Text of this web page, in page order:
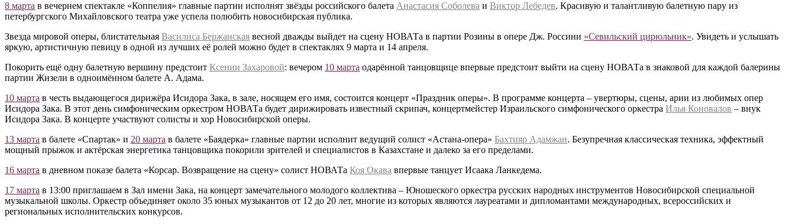
8 марта в вечернем спектакле «Коппелия» главные партии исполнят звёзды российского балета Анастасия Соболева и Виктор Лебедев. Красивую и талантливую балетную пару из
петербургского Михайловского театра уже успела полюбить новосибирская публика.
Звезда мировой оперы, блистательная Василиса Бержанская весной дважды выйдет на сцену НОВАТа в партии Розины в опере Дж. Россини «Севильский цирюльник». Увидеть и услышать
яркую, артистичную певицу в одной из лучших её ролей можно будет в спектаклях 9 марта и 14 апреля.
Покорить ещё одну балетную вершину предстоит Ксении Захаровой: вечером 10 марта одарённой танцовщице впервые предстоит выйти на сцену НОВАТа в знаковой для каждой балерины
партии Жизели в одноимённом балете А. Адама.
10 марта в честь выдающегося дирижёра Исидора Зака, в зале, носящем его имя, состоится концерт «Праздник оперы». В программе концерта – увертюры, сцены, арии из любимых опер
Исидора Зака. В этот день симфоническим оркестром НОВАТа будет дирижировать известный скрипач, концертмейстер Израильского симфонического оркестра Илья Коновалов – внук
Исидора Зака. В концерте участвуют солисты и хор Новосибирской оперы.
13 марта в балете «Спартак» и 20 марта в балете «Баядерка» главные партии исполнит ведущий солист «Астана-опера» Бахтияр Адамжан. Безупречная классическая техника, эффектный
мощный прыжок и актёрская энергетика танцовщика покорили зрителей и специалистов в Казахстане и далеко за его пределами.
16 марта в дневном показе балета «Корсар. Возвращение на сцену» солист НОВАТа Коя Окава впервые танцует Исаака Ланкедема.
17 марта в 13:00 приглашаем в Зал имени Зака, на концерт замечательного молодого коллектива – Юношеского оркестра русских народных инструментов Новосибирской специальной
музыкальной школы. Оркестр объединяет около 35 юных музыкантов от 12 до 20 лет, многие из которых являются лауреатами и дипломантами международных, всероссийских и
региональных исполнительских конкурсов.